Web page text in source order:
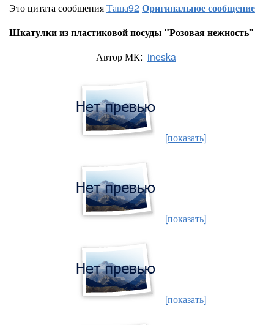
Это цитата сообщенияТаша92Оригинальное сообщение
Шкатулки из пластиковой посуды "Розовая нежность"
Автор МК: ineska
[показать]
[показать]
[показать]